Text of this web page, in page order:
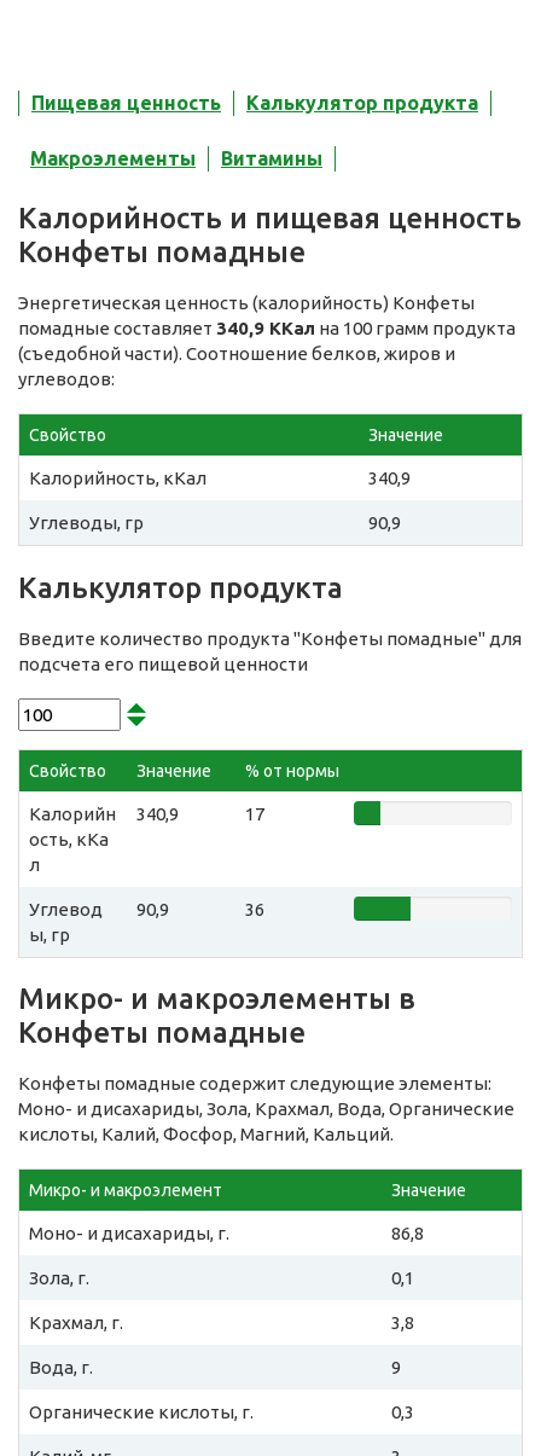
Пищевая ценность Калькулятор продукта
Макроэлементы Витамины
Калорийность и пищевая ценность
Конфеты помадные
Энергетическая ценность (калорийность) Конфеты
помадные составляет 340,9 ККал на 100 грамм продукта
(съедобной части). Соотношение белков, жиров и
углеводов:
Свойство Значение
Калорийность, кКал 340,9
Углеводы, гр 90,9
Калькулятор продукта
Введите количество продукта "Конфеты помадные" для
подсчета его пищевой ценности
Свойство Значение % от нормы
Калорийн
ость, кКа
л
340,9 17
Углевод
ы, гр
90,9 36
Микро- и макроэлементы в
Конфеты помадные
Конфеты помадные содержит следующие элементы:
Моно- и дисахариды, Зола, Крахмал, Вода, Органические
кислоты, Калий, Фосфор, Магний, Кальций.
Микро- и макроэлемент Значение
Моно- и дисахариды, г. 86,8
Зола, г. 0,1
Крахмал, г. 3,8
Вода, г. 9
Органические кислоты, г. 0,3